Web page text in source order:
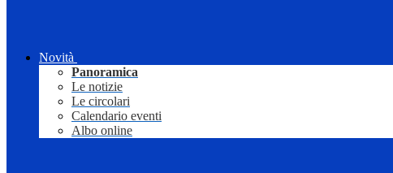
Novità
Panoramica
Le notizie
Le circolari
Calendario eventi
Albo online